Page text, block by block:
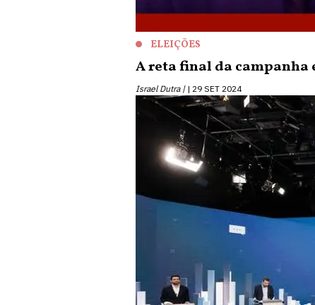
ELEIÇÕES
A reta final da campanha
Israel Dutra | 29 SET 2024